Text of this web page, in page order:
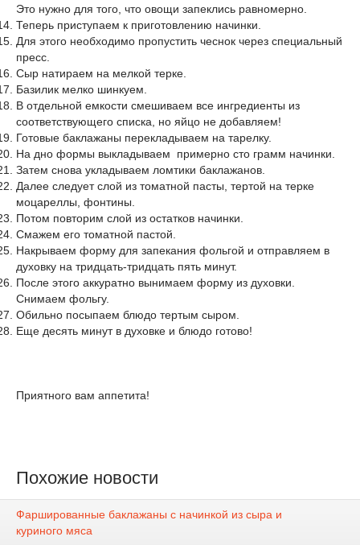
Это нужно для того, что овощи запеклись равномерно.
Теперь приступаем к приготовлению начинки.
Для этого необходимо пропустить чеснок через специальный
пресс.
Сыр натираем на мелкой терке.
Базилик мелко шинкуем.
В отдельной емкости смешиваем все ингредиенты из
соответствующего списка, но яйцо не добавляем!
Готовые баклажаны перекладываем на тарелку.
На дно формы выкладываем примерно сто грамм начинки.
Затем снова укладываем ломтики баклажанов.
Далее следует слой из томатной пасты, тертой на терке
моцареллы, фонтины.
Потом повторим слой из остатков начинки.
Смажем его томатной пастой.
Накрываем форму для запекания фольгой и отправляем в
духовку на тридцать-тридцать пять минут.
После этого аккуратно вынимаем форму из духовки.
Снимаем фольгу.
Обильно посыпаем блюдо тертым сыром.
Еще десять минут в духовке и блюдо готово!
Приятного вам аппетита!
Похожие новости
Фаршированные баклажаны с начинкой из сыра и
куриного мяса